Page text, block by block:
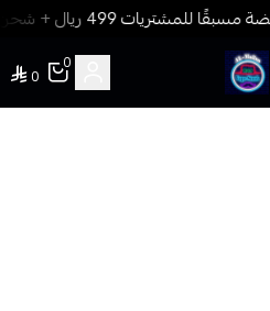
فيب المدينة
0
0